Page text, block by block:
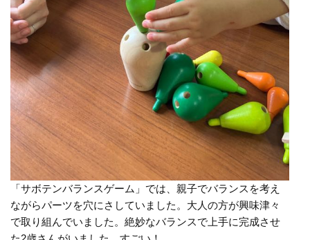
「サボテンバランスゲーム」では、親子でバランスを考え
ながらパーツを穴にさしていました。大人の方が興味津々
で取り組んでいました。絶妙なバランスで上手に完成させ